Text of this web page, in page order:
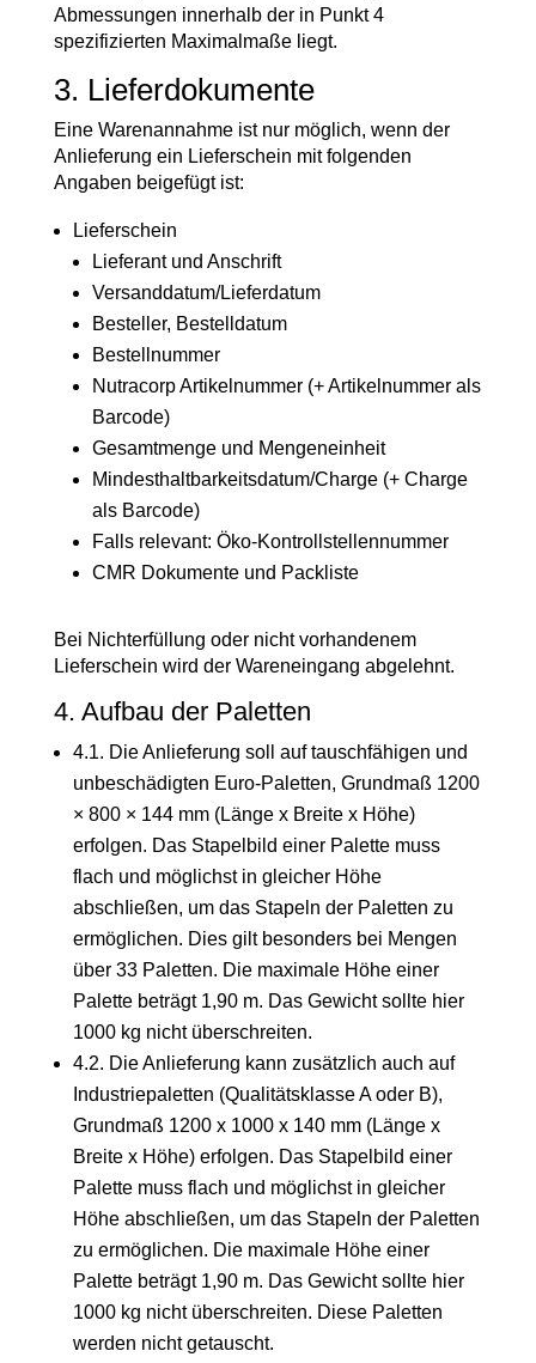
Abmessungen innerhalb der in Punkt 4
spezifizierten Maximalmaße liegt.
3. Lieferdokumente
Eine Warenannahme ist nur möglich, wenn der
Anlieferung ein Lieferschein mit folgenden
Angaben beigefügt ist:
Lieferschein
Lieferant und Anschrift
Versanddatum/Lieferdatum
Besteller, Bestelldatum
Bestellnummer
Nutracorp Artikelnummer (+ Artikelnummer als
Barcode)
Gesamtmenge und Mengeneinheit
Mindesthaltbarkeitsdatum/Charge (+ Charge
als Barcode)
Falls relevant: Öko-Kontrollstellennummer
CMR Dokumente und Packliste
Bei Nichterfüllung oder nicht vorhandenem
Lieferschein wird der Wareneingang abgelehnt.
4. Aufbau der Paletten
4.1. Die Anlieferung soll auf tauschfähigen und
unbeschädigten Euro-Paletten, Grundmaß 1200
× 800 × 144 mm (Länge x Breite x Höhe)
erfolgen. Das Stapelbild einer Palette muss
flach und möglichst in gleicher Höhe
abschIießen, um das Stapeln der Paletten zu
ermöglichen. Dies gilt besonders bei Mengen
über 33 Paletten. Die maximale Höhe einer
Palette beträgt 1,90 m. Das Gewicht sollte hier
1000 kg nicht überschreiten.
4.2. Die Anlieferung kann zusätzlich auch auf
Industriepaletten (Qualitätsklasse A oder B),
Grundmaß 1200 x 1000 x 140 mm (Länge x
Breite x Höhe) erfolgen. Das Stapelbild einer
Palette muss flach und möglichst in gleicher
Höhe abschIießen, um das Stapeln der Paletten
zu ermöglichen. Die maximale Höhe einer
Palette beträgt 1,90 m. Das Gewicht sollte hier
1000 kg nicht überschreiten. Diese Paletten
werden nicht getauscht.